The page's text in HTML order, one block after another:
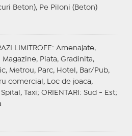
Beton), Pe Piloni (Beton)
LIMITROFE : Amenajate,
Magazine, Piata, Gradinita,
Metrou, Parc, Hotel, Bar/Pub,
comercial, Loc de joaca,
Taxi; ORIENTARI : Sud - Est;